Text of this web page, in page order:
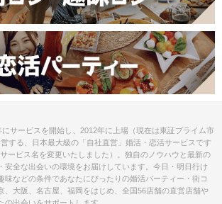
サービスを開始し、2012年に上場（現在は東証プライム市
する、日本最大級の「自社直営」婚活・恋活サービスです
ービス名を変更いたしました）。独自のノウハウと最新の
安全な出会いの環境をお届けしています。今日・明日行け
味などの条件であなたにぴったりの婚活パーティー・街コ
、大阪、名古屋、福岡をはじめ、全国56店舗の直営店舗や
出会いをサポートします。